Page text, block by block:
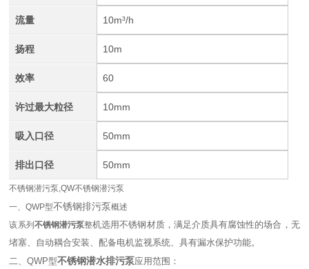
流量 10m³/h
扬程 10m
效率 60
许过最大粒径 10mm
吸入口径 50mm
排出口径 50mm
不锈钢潜污泵,QW不锈钢潜污泵
一、QWP型不锈钢排污泵概述
该系列 不锈钢潜污泵整机选用不锈钢材质，满足介质具有腐蚀性的场合，无
堵塞、自动耦合安装、配备电机监视系统、具有漏水保护功能。
二、QWP型不锈钢潜水排污泵应用范围：